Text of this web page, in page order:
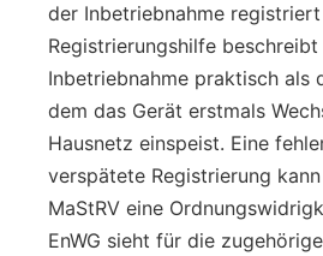
der Inbetriebnahme
Registrierungshilfe
Inbetriebnahme praktisch als
dem das Gerät erstmals
Hausnetz einspeist. Eine
verspätete Registrierung
MaStRV eine
EnWG sieht für die